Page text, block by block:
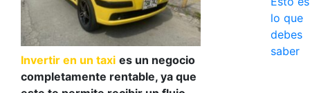
Invertir en un taxi es un negocio
completamente rentable, ya que
lo que
debes
saber